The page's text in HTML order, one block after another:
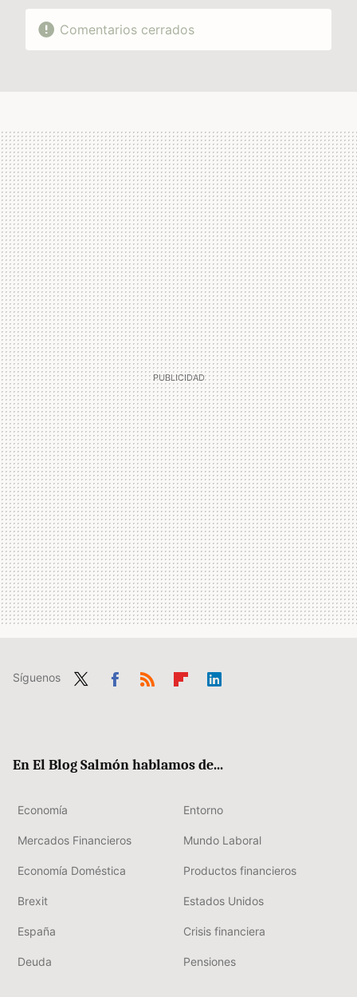
Comentarios cerrados
Síguenos
En El Blog Salmón hablamos de...
Economía Entorno
Mercados Financieros Mundo Laboral
Economía Doméstica Productos financieros
Brexit Estados Unidos
España Crisis financiera
Deuda Pensiones